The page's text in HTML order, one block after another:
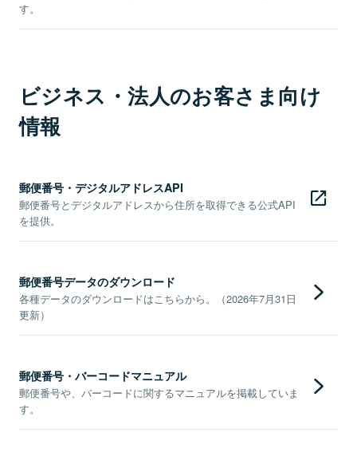
す。
ビジネス・法人のお客さま向け
情報
郵便番号・デジタルアドレスAPI
郵便番号とデジタルアドレスから住所を取得できる公式API
を提供。
郵便番号データのダウンロード
各種データのダウンロードはこちらから。（2026年7月31日
更新）
郵便番号・バーコードマニュアル
郵便番号や、バーコードに関するマニュアルを掲載していま
す。